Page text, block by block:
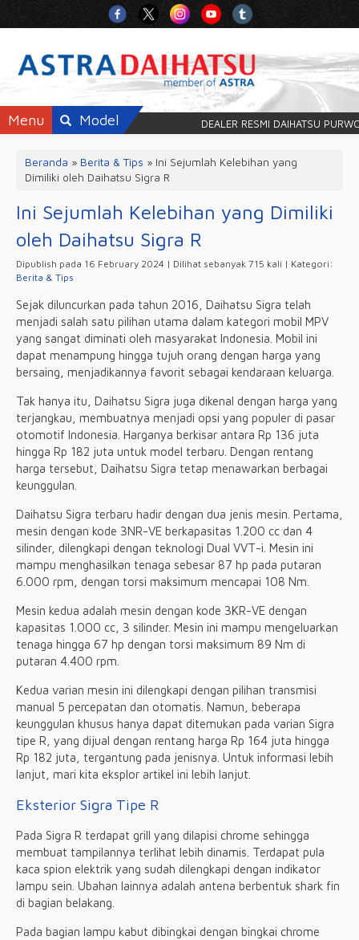
DEALER RESMI DAIHATSU
Menu Model
Beranda » Berita & Tips » Ini Sejumlah Kelebihan yang
Dimiliki oleh Daihatsu Sigra R
Ini Sejumlah Kelebihan yang Dimiliki
oleh Daihatsu Sigra R
Dipublish pada 16 February 2024 | Dilihat sebanyak 715 kali | Kategori:
Berita & Tips
Sejak diluncurkan pada tahun 2016, Daihatsu Sigra telah
menjadi salah satu pilihan utama dalam kategori mobil MPV
yang sangat diminati oleh masyarakat Indonesia. Mobil ini
dapat menampung hingga tujuh orang dengan harga yang
bersaing, menjadikannya favorit sebagai kendaraan keluarga.
Tak hanya itu, Daihatsu Sigra juga dikenal dengan harga yang
terjangkau, membuatnya menjadi opsi yang populer di pasar
otomotif Indonesia. Harganya berkisar antara Rp 136 juta
hingga Rp 182 juta untuk model terbaru. Dengan rentang
harga tersebut, Daihatsu Sigra tetap menawarkan berbagai
keunggulan.
Daihatsu Sigra terbaru hadir dengan dua jenis mesin. Pertama,
mesin dengan kode 3NR-VE berkapasitas 1.200 cc dan 4
silinder, dilengkapi dengan teknologi Dual VVT-i. Mesin ini
mampu menghasilkan tenaga sebesar 87 hp pada putaran
6.000 rpm, dengan torsi maksimum mencapai 108 Nm.
Mesin kedua adalah mesin dengan kode 3KR-VE dengan
kapasitas 1.000 cc, 3 silinder. Mesin ini mampu mengeluarkan
tenaga hingga 67 hp dengan torsi maksimum 89 Nm di
putaran 4.400 rpm.
Kedua varian mesin ini dilengkapi dengan pilihan transmisi
manual 5 percepatan dan otomatis. Namun, beberapa
keunggulan khusus hanya dapat ditemukan pada varian Sigra
tipe R, yang dijual dengan rentang harga Rp 164 juta hingga
Rp 182 juta, tergantung pada jenisnya. Untuk informasi lebih
lanjut, mari kita eksplor artikel ini lebih lanjut.
Eksterior Sigra Tipe R
Pada Sigra R terdapat grill yang dilapisi chrome sehingga
membuat tampilannya terlihat lebih dinamis. Terdapat pula
kaca spion elektrik yang sudah dilengkapi dengan indikator
lampu sein. Ubahan lainnya adalah antena berbentuk shark fin
di bagian belakang.
Pada bagian lampu kabut dibingkai dengan bingkai chrome